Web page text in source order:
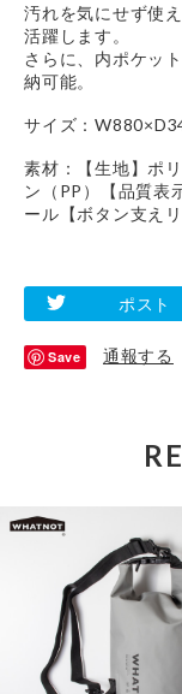
汚れを気にせず使
活躍します。
さらに、内ポケッ
納可能。
サイズ：
素材：【生地】ポ
ン（PP）【品質表
ール【ボタン支え
ポスト
Save 通報する